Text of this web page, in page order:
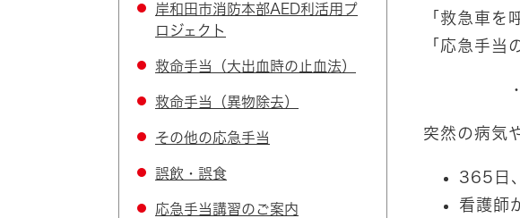
「救急車を
「応急手当
・・
突然の病気
365日
看護師
岸和田市消防本部AED利活用プ
ロジェクト
救命手当（大出血時の止血法）
救命手当（異物除去）
その他の応急手当
誤飲・誤食
応急手当講習のご案内